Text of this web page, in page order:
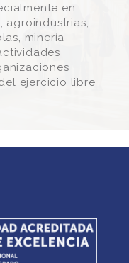
en
agroindustrias,
minería
ejercicio libre